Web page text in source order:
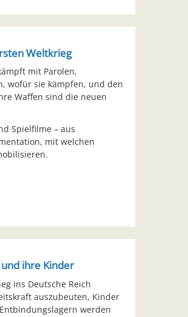
Weltkrieg
mit Parolen,
wofür sie kämpfen, und den
Waffen sind die neuen
Spielfilme – aus
mit welchen
ihre Kinder
ins Deutsche Reich
auszubeuten, Kinder
werden